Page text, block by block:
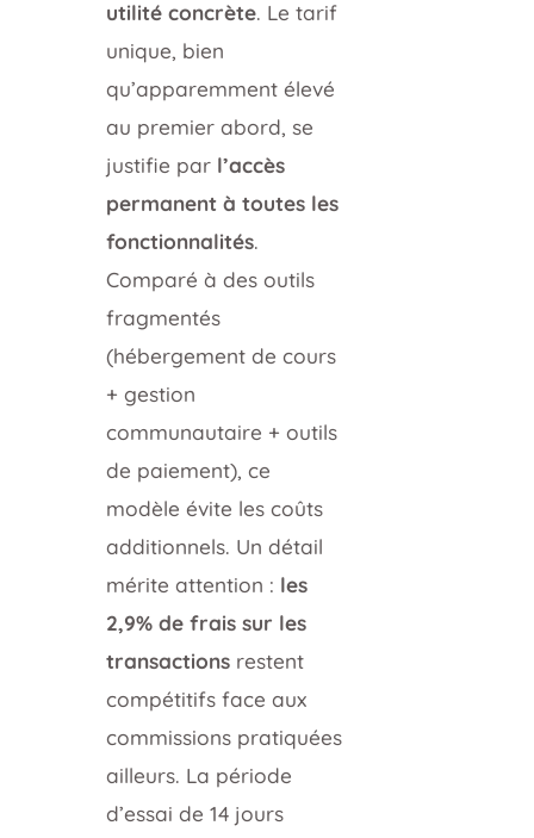
utilité concrète. Le tarif
unique, bien
qu’apparemment élevé
au premier abord, se
justifie par l’accès
permanent à toutes les
fonctionnalités.
Comparé à des outils
fragmentés
(hébergement de cours
+ gestion
communautaire + outils
de paiement), ce
modèle évite les coûts
additionnels. Un détail
mérite attention : les
2,9% de frais sur les
transactions restent
compétitifs face aux
commissions pratiquées
ailleurs. La période
d’essai de 14 jours